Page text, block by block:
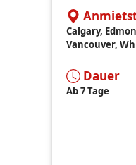
Calgary,
Vancouver,
Dauer
Ab 7 Tage